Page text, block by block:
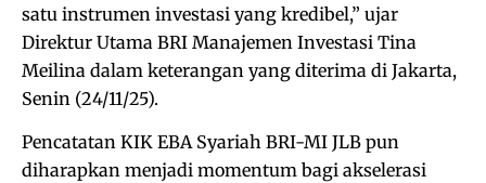
satu instrumen investasi yang kredibel,” ujar
Direktur Utama BRI Manajemen Investasi Tina
Meilina dalam keterangan yang diterima di Jakarta,
Senin (24/11/25).
Pencatatan KIK EBA Syariah BRI-MI JLB pun
diharapkan menjadi momentum bagi akselerasi